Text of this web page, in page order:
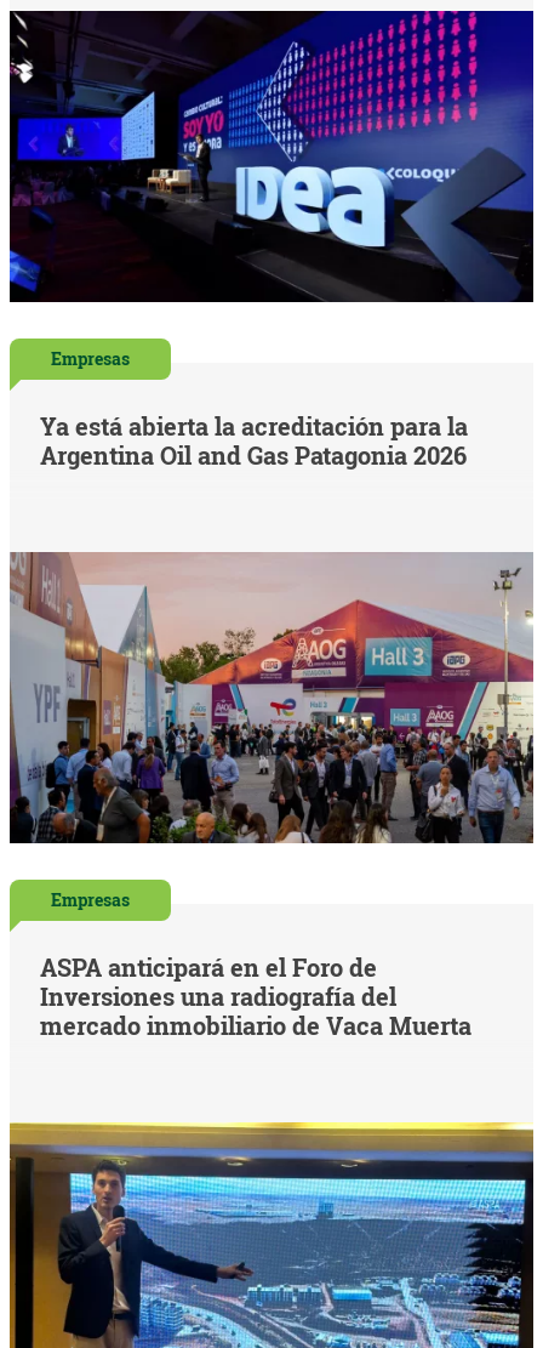
Empresas
Ya está abierta la acreditación para la
Argentina Oil and Gas Patagonia 2026
Empresas
ASPA anticipará en el Foro de
Inversiones una radiografía del
mercado inmobiliario de Vaca Muerta